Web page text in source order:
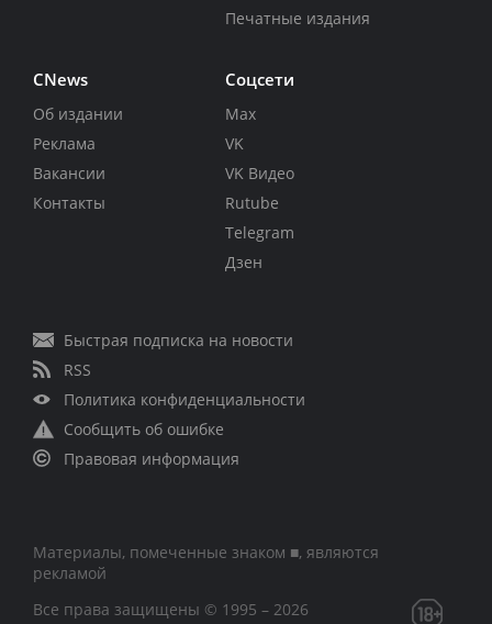
Печатные издания
CNews
Об издании
Реклама
Вакансии
Контакты
Соцсети
Max
VK
VK Видео
Rutube
Telegram
Дзен
Быстрая подписка на новости
RSS
Политика конфиденциальности
Сообщить об ошибке
Правовая информация
Материалы, помеченные знаком ■, являются
рекламой
Все права защищены © 1995 – 2026